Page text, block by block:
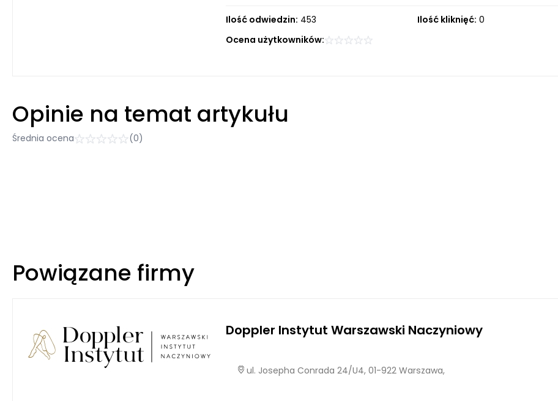
Ilość odwiedzin: 453 Ilość kliknięć: 0
Ocena użytkowników:
Opinie na temat artykułu
Średnia ocena (0)
Powiązane firmy
Doppler Instytut Warszawski Naczyniowy
ul. Josepha Conrada 24/U4, 01-922 Warszawa,